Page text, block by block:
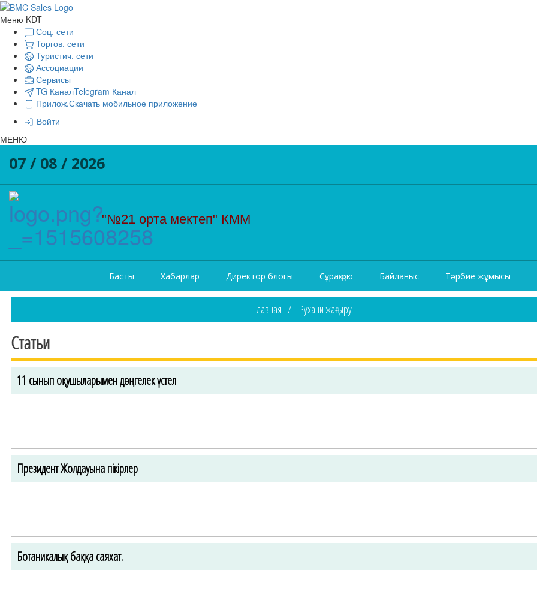
Меню KDT
Соц. сети
Торгов. сети
Туристич. сети
Ассоциации
Сервисы
TG КаналTelegram Канал
Прилож.Скачать мобильное приложение
Войти
МЕНЮ
07 / 08 / 2026
"№21 орта мектеп" КММ
Басты Хабарлар Директор блогы Сұрақ қою Байланыс Тәрбие жұмысы
Главная Рухани жаңғыру
Статьи
11 сынып оқушыларымен дөңгелек үстел
Президент Жолдауына пікірлер
Ботаникалық баққа саяхат.